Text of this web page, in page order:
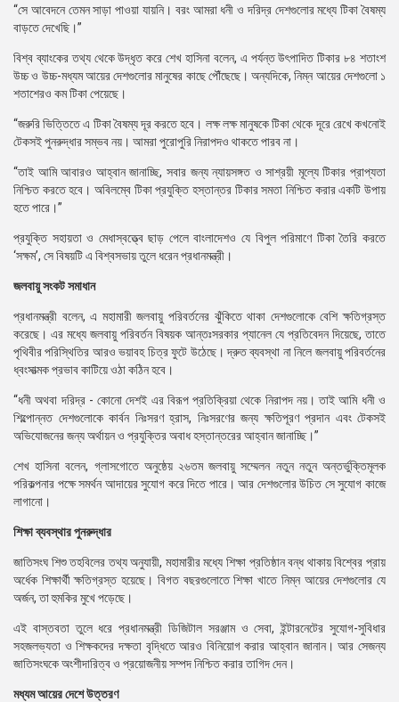
“সে আবেদনে তেমন সাড়া পাওয়া যায়নি। বরং আমরা ধনী ও দরিদ্র দেশগুলোর মধ্যে টিকা বৈষম্য
বাড়তে দেখেছি।”
বিশ্ব ব্যাংকের তথ্য থেকে উদ্ধৃত করে শেখ হাসিনা বলেন, এ পর্যন্ত উৎপাদিত টিকার ৮৪ শতাংশ
উচ্চ ও উচ্চ-মধ্যম আয়ের দেশগুলোর মানুষের কাছে পৌঁছেছে। অন্যদিকে, নিম্ন আয়ের দেশগুলো ১
শতাশেরও কম টিকা পেয়েছে।
“জরুরি ভিত্তিতে এ টিকা বৈষম্য দূর করতে হবে। লক্ষ লক্ষ মানুষকে টিকা থেকে দূরে রেখে কখনোই
টেকসই পুনরুদ্ধার সম্ভব নয়। আমরা পুরোপুরি নিরাপদও থাকতে পারব না।
“তাই আমি আবারও আহ্বান জানাচ্ছি, সবার জন্য ন্যায়সঙ্গত ও সাশ্রয়ী মূল্যে টিকার প্রাপ্যতা
নিশ্চিত করতে হবে। অবিলম্বে টিকা প্রযুক্তি হস্তান্তর টিকার সমতা নিশ্চিত করার একটি উপায়
হতে পারে।”
প্রযুক্তি সহায়তা ও মেধাস্বত্ত্বে ছাড় পেলে বাংলাদেশও যে বিপুল পরিমাণে টিকা তৈরি করতে
‘সক্ষম’, সে বিষয়টি এ বিশ্বসভায় তুলে ধরেন প্রধানমন্ত্রী।
জলবায়ু সংকট সমাধান
প্রধানমন্ত্রী বলেন, এ মহামারী জলবায়ু পরিবর্তনের ঝুঁকিতে থাকা দেশগুলোকে বেশি ক্ষতিগ্রস্ত
করেছে। এর মধ্যে জলবায়ু পরিবর্তন বিষয়ক আন্তঃসরকার প্যানেল যে প্রতিবেদন দিয়েছে, তাতে
পৃথিবীর পরিস্থিতির আরও ভয়াবহ চিত্র ফুটে উঠেছে। দ্রুত ব্যবস্থা না নিলে জলবায়ু পরিবর্তনের
ধ্বংসাত্মক প্রভাব কাটিয়ে ওঠা কঠিন হবে।
“ধনী অথবা দরিদ্র - কোনো দেশই এর বিরূপ প্রতিক্রিয়া থেকে নিরাপদ নয়। তাই আমি ধনী ও
শিল্পোন্নত দেশগুলোকে কার্বন নিঃসরণ হ্রাস, নিঃসরণের জন্য ক্ষতিপূরণ প্রদান এবং টেকসই
অভিযোজনের জন্য অর্থায়ন ও প্রযুক্তির অবাধ হস্তান্তরের আহ্বান জানাচ্ছি।”
শেখ হাসিনা বলেন, গ্লাসগোতে অনুষ্ঠেয় ২৬তম জলবায়ু সম্মেলন নতুন নতুন অন্তর্ভুক্তিমূলক
পরিকল্পনার পক্ষে সমর্থন আদায়ের সুযোগ করে দিতে পারে। আর দেশগুলোর উচিত সে সুযোগ কাজে
লাগানো।
শিক্ষা ব্যবস্থার পুনরুদ্ধার
জাতিসংঘ শিশু তহবিলের তথ্য অনুযায়ী, মহামারীর মধ্যে শিক্ষা প্রতিষ্ঠান বন্ধ থাকায় বিশ্বের প্রায়
অর্ধেক শিক্ষার্থী ক্ষতিগ্রস্ত হয়েছে। বিগত বছরগুলোতে শিক্ষা খাতে নিম্ন আয়ের দেশগুলোর যে
অর্জন, তা হুমকির মুখে পড়েছে।
এই বাস্তবতা তুলে ধরে প্রধানমন্ত্রী ডিজিটাল সরঞ্জাম ও সেবা, ইন্টারনেটের সুযোগ-সুবিধার
সহজলভ্যতা ও শিক্ষকদের দক্ষতা বৃদ্ধিতে আরও বিনিয়োগ করার আহ্বান জানান। আর সেজন্য
জাতিসংঘকে অংশীদারিত্ব ও প্রয়োজনীয় সম্পদ নিশ্চিত করার তাগিদ দেন।
মধ্যম আয়ের দেশে উত্তরণ